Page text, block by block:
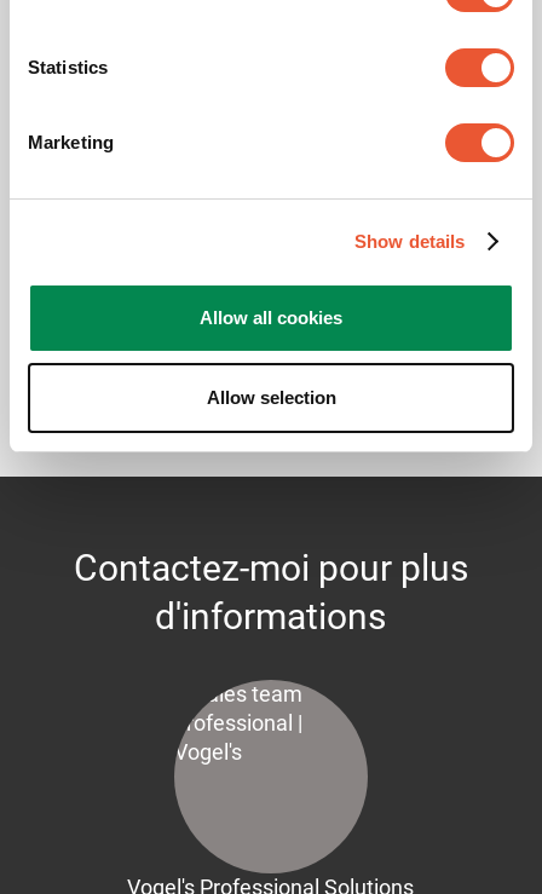
Statistics
Marketing
Show details
Allow all cookies
Allow selection
Contactez-moi pour plus
d'informations
Vogel's Professional Solutions